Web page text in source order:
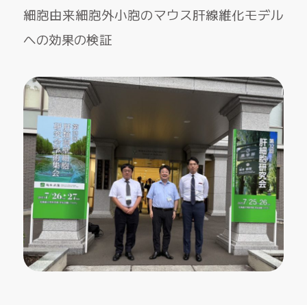
細胞由来細胞外小胞のマウス肝線維化モデル
への効果の検証